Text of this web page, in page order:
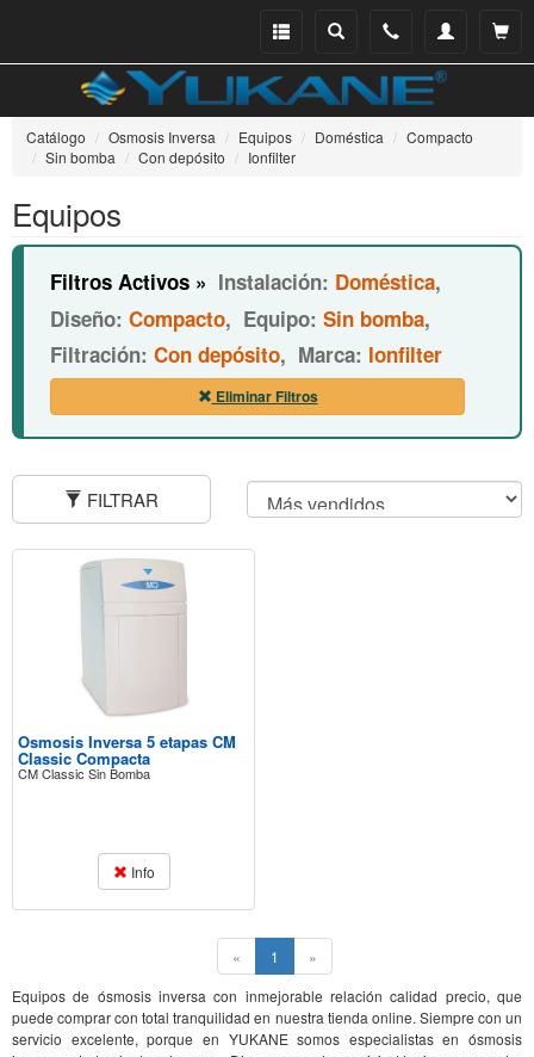
Ver
Mi
Teléfono
Buscar
Menu
Catálogo Osmosis Inversa Equipos Doméstica
Compacto
Sin bomba
Con depósito Ionfilter
Equipos
Filtros Activos » Instalación: Doméstica,
Diseño: Compacto, Equipo: Sin bomba,
Filtración: Con depósito, Marca: Ionfilter
Eliminar Filtros
FILTRAR
Osmosis Inversa 5 etapas CM
Classic Compacta
CM Classic Sin Bomba
Info
« 1 (current)
»
Equipos de ósmosis inversa con inmejorable relación calidad precio, que
puede comprar con total tranquilidad en nuestra tienda online. Siempre con un
servicio excelente, porque en YUKANE somos especialistas en ósmosis